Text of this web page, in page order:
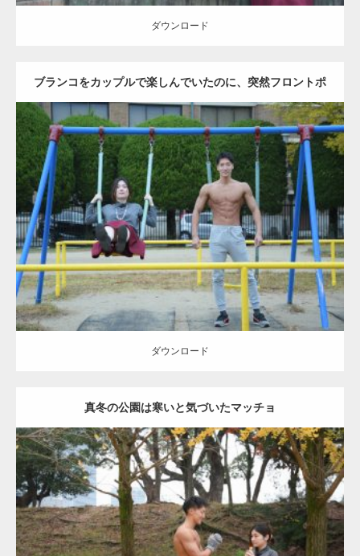
ダウンロード
ブランコをカップルで楽しんでいたのに、突然フロントポ
ーズをするマッチョ
Update: 2021.07.6
Category:公園のマッチョ その他 AKIHITO(細マッチョ) 腹筋 大胸筋
ダウンロード
ダウンロード
真冬の公園は寒いと気づいたマッチョ
Update: 2021.07.8
Category:公園のマッチョ その他 AKIHITO(細マッチョ) 上腕三頭筋
肩